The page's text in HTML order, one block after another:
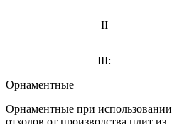
II
III:
Орнаментные
Орнаментные при использовании
отходов от производства плит из